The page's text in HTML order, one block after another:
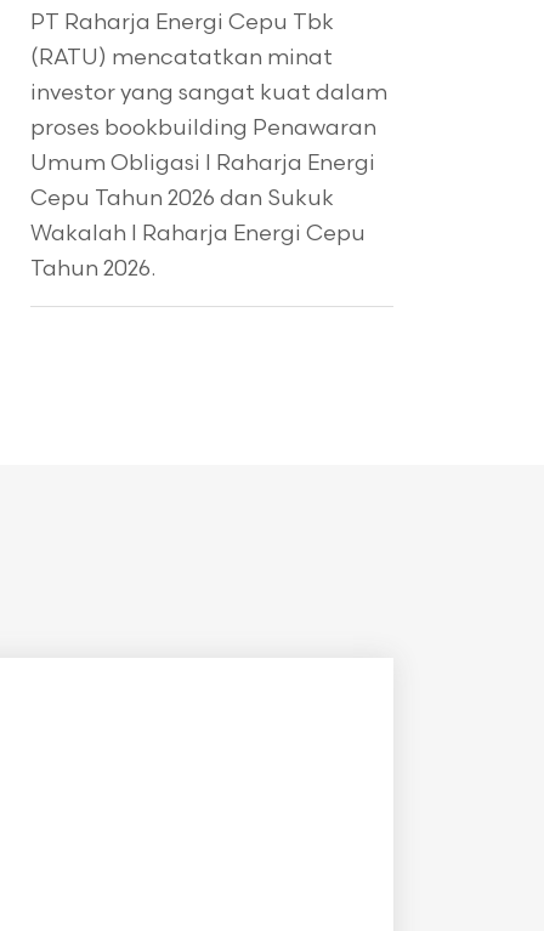
PT Raharja Energi Cepu Tbk
(RATU) mencatatkan minat
investor yang sangat kuat dalam
proses bookbuilding Penawaran
Umum Obligasi I Raharja Energi
Cepu Tahun 2026 dan Sukuk
Wakalah I Raharja Energi Cepu
Tahun 2026.